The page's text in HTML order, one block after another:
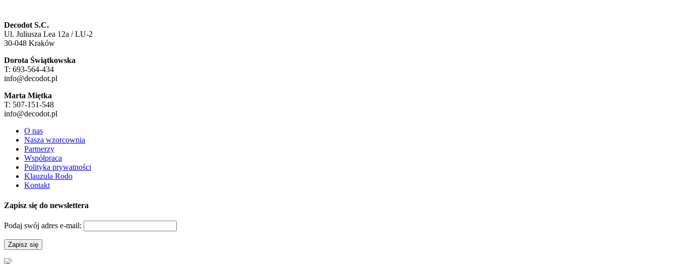
Decodot S.C.
Ul. Juliusza Lea 12a / LU-2
30-048 Kraków
Dorota Świątkowska
T: 693-564-434
info@decodot.pl
Marta Miętka
T: 507-151-548
info@decodot.pl
O nas
Nasza wzorcownia
Partnerzy
Współpraca
Polityka prywatności
Klauzula Rodo
Kontakt
Zapisz się do newslettera
Podaj swój adres e-mail: